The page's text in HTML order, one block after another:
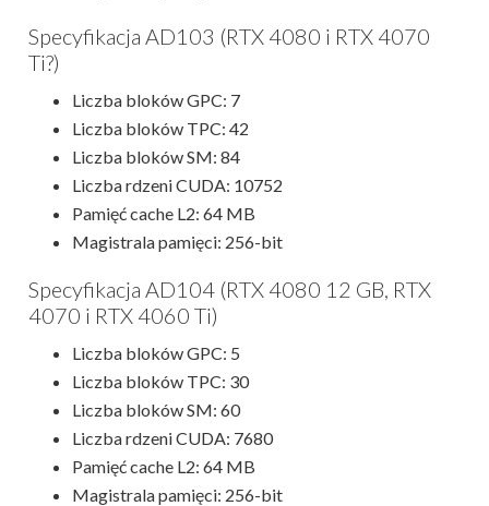
Specyfikacja AD103 (RTX 4080 i RTX 4070
Ti?)
Liczba bloków GPC: 7
Liczba bloków TPC: 42
Liczba bloków SM: 84
Liczba rdzeni CUDA: 10752
Pamięć cache L2: 64 MB
Magistrala pamięci: 256-bit
Specyfikacja AD104 (RTX 4080 12 GB, RTX
4070 i RTX 4060 Ti)
Liczba bloków GPC: 5
Liczba bloków TPC: 30
Liczba bloków SM: 60
Liczba rdzeni CUDA: 7680
Pamięć cache L2: 64 MB
Magistrala pamięci: 256-bit